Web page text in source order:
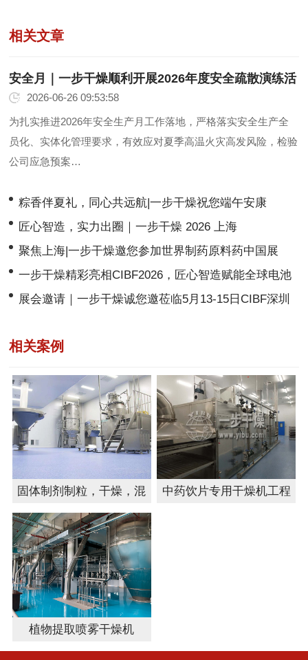
相关文章
安全月｜一步干燥顺利开展2026年度安全疏散演练活
动
2026-06-26 09:53:58
为扎实推进2026年安全生产月工作落地，严格落实安全生产全
员化、实体化管理要求，有效应对夏季高温火灾高发风险，检验
公司应急预案…
粽香伴夏礼，同心共远航|一步干燥祝您端午安康
匠心智造，实力出圈｜一步干燥 2026 上海
聚焦上海|一步干燥邀您参加世界制药原料药中国展
CPHI & PMEC China 2026 ！
一步干燥精彩亮相CIBF2026，匠心智造赋能全球电池
展会邀请｜一步干燥诚您邀莅临5月13-15日CIBF深圳
相关案例
固体制剂制粒，干燥，混
合自动化生产线
中药饮片专用干燥机工程
植物提取喷雾干燥机